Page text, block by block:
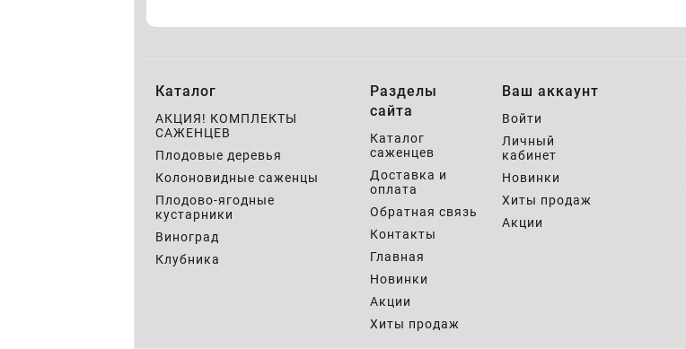
Каталог
АКЦИЯ! КОМПЛЕКТЫ
САЖЕНЦЕВ
Плодовые деревья
Колоновидные саженцы
Плодово-ягодные
кустарники
Виноград
Клубника
Разделы
сайта
Каталог
саженцев
Доставка и
оплата
Обратная связь
Контакты
Главная
Новинки
Акции
Хиты продаж
Ваш аккаунт
Войти
Личный
кабинет
Новинки
Хиты продаж
Акции